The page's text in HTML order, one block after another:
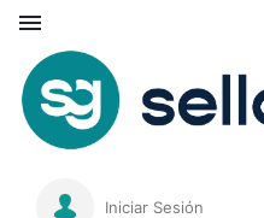

Iniciar Sesión